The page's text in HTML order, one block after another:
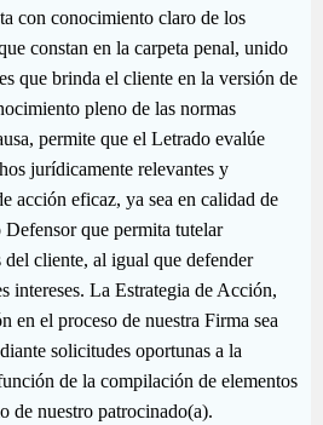
con conocimiento claro de los
constan en la carpeta penal, unido
que brinda el cliente en la versión de
pleno de las normas
permite que el Letrado evalúe
jurídicamente relevantes y
acción eficaz, ya sea en calidad de
que permita tutelar
del cliente, al igual que defender
intereses. La Estrategia de Acción,
en el proceso de nuestra Firma sea
solicitudes oportunas a la
de la compilación de elementos
de nuestro patrocinado(a).